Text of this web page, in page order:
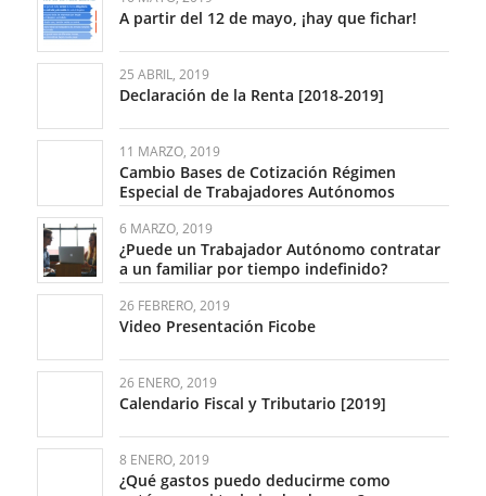
A partir del 12 de mayo, ¡hay que fichar!
25 ABRIL, 2019
Declaración de la Renta [2018-2019]
11 MARZO, 2019
Cambio Bases de Cotización Régimen
Especial de Trabajadores Autónomos
6 MARZO, 2019
¿Puede un Trabajador Autónomo contratar
a un familiar por tiempo indefinido?
26 FEBRERO, 2019
Video Presentación Ficobe
26 ENERO, 2019
Calendario Fiscal y Tributario [2019]
8 ENERO, 2019
¿Qué gastos puedo deducirme como